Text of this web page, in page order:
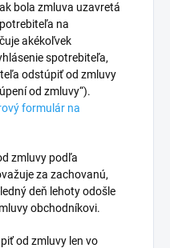
bola zmluva uzavretá
na
akékoľvek
spotrebiteľa,
odstúpiť od zmluvy
od zmluvy“).
formulár na
zmluvy podľa
za zachovanú,
deň lehoty odošle
obchodníkovi.
od zmluvy len vo